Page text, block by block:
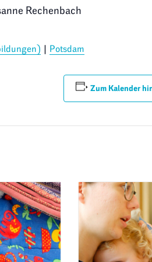
Rechenbach
| Potsdam
Zum Kalender